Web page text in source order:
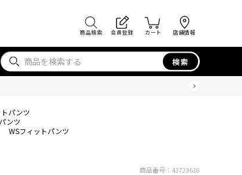
商品検索 会員登録 カート 店舗情報
検索
パンツ
ンツ
WSフィットパンツ
商品番号： 43723618